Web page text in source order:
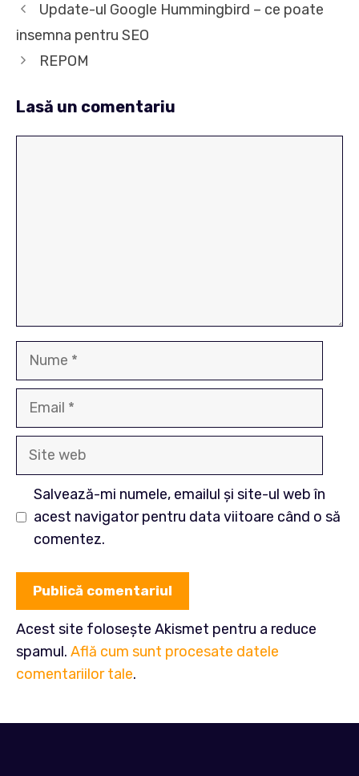
Update-ul Google Hummingbird – ce poate
insemna pentru SEO
REPOM
Lasă un comentariu
Nume
Email
Site
Salvează-mi numele, emailul și site-ul web în
acest navigator pentru data viitoare când o să
comentez.
Acest site folosește Akismet pentru a reduce
spamul. Află cum sunt procesate datele
comentariilor tale.